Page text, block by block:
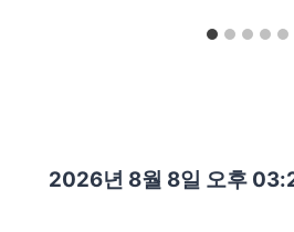
2026년 8월 8일 오후